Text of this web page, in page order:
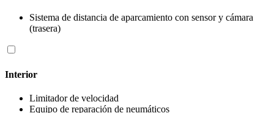
Sistema de distancia de aparcamiento con sensor y cámara
(trasera)
Interior
Limitador de velocidad
Equipo de reparación de neumáticos